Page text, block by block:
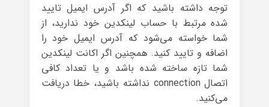
توجه داشته باشید که اگر آدرس ایمیل تایید
شده مرتبط با حساب لینکدین خود ندارید، از
شما خواسته می‌شود که آدرس ایمیل خود را
اضافه و تایید کنید. همچنین اگر اکانت لینکدین
شما تازه ساخته شده باشد و یا تعداد کافی
اتصال connection نداشته باشید، خطا دریافت
می‌کنید.